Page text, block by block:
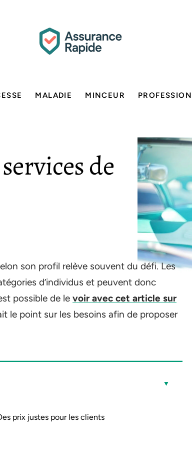
MALADIE MINCEUR
de
son profil relève souvent du défi. Les
d’individus et peuvent donc
possible de le voir avec cet article sur
le point sur les besoins afin de proposer
prix justes pour les clients